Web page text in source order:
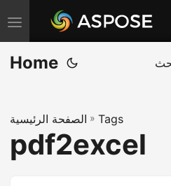
T
o
g
e
n
a
Home
الصفحة الرئيسية » Tags
pdf2excel